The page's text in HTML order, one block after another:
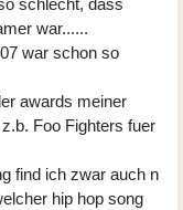
war......
war schon so
awards meiner
Foo Fighters fuer
find ich zwar auch n
hip hop song